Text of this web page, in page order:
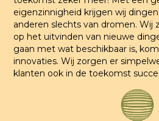
eigenzinnigheid krijgen wij
anderen slechts van dromen. Wij
op het uitvinden van nieuwe
gaan met wat beschikbaar is,
innovaties. Wij zorgen er
klanten ook in de toekomst